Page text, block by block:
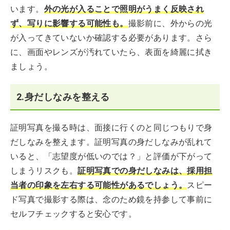
います。 外の光が入ることで照明がうまく反映され
ず、写りに影響する可能性も。撮影前に、外からの光
が入ってきていないか確認する必要があります。さら
に、画面やレンズが汚れていたら、表面を綺麗に拭き
ましょう。
2.身だしなみを整える
証明写真を撮る時は、面接に行くのと同じつもりで身
だしなみを整えます。証明写真の身だしなみが乱れて
いると、「志望度が低いのでは？」と評価が下がって
しまうリスクも。証明写真での身だしなみは、採用担
当者の印象を左右する可能性があるでしょう。スピー
ド写真で撮影する際は、念のため鏡を持参して事前に
セルフチェックすると安心です。